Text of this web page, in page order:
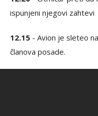
ispunjeni njegovi zahtevi
12.15 - Avion je sleteo
članova posade.